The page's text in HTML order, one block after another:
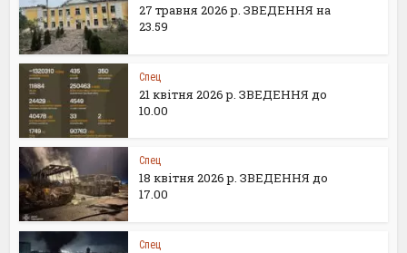
27 травня 2026 р. ЗВЕДЕННЯ на
23.59
Спец
21 квітня 2026 р. ЗВЕДЕННЯ до
10.00
Спец
18 квітня 2026 р. ЗВЕДЕННЯ до
17.00
Спец